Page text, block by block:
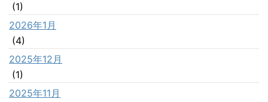
(1)
2026年1月
(4)
2025年12月
(1)
2025年11月